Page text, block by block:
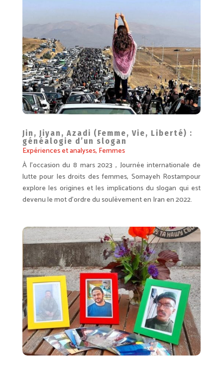
Jin, Jiyan, Azadi (Femme, Vie, Liberté) :
généalogie d’un slogan
Expériences et analyses, Femmes
À l’occasion du 8 mars 2023 , Journée internationale de
lutte pour les droits des femmes, Somayeh Rostampour
explore les origines et les implications du slogan qui est
devenu le mot d’ordre du soulèvement en Iran en 2022.